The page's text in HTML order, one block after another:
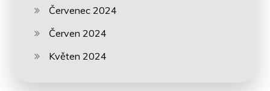
Červenec 2024
Červen 2024
Květen 2024